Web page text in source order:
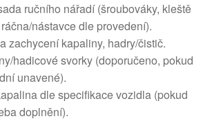
ručního nářadí (šroubováky, kleště
nástavce dle provedení).
zachycení kapaliny, hadry/čistič.
hadicové svorky (doporučeno, pokud
unavené).
dle specifikace vozidla (pokud
doplnění).